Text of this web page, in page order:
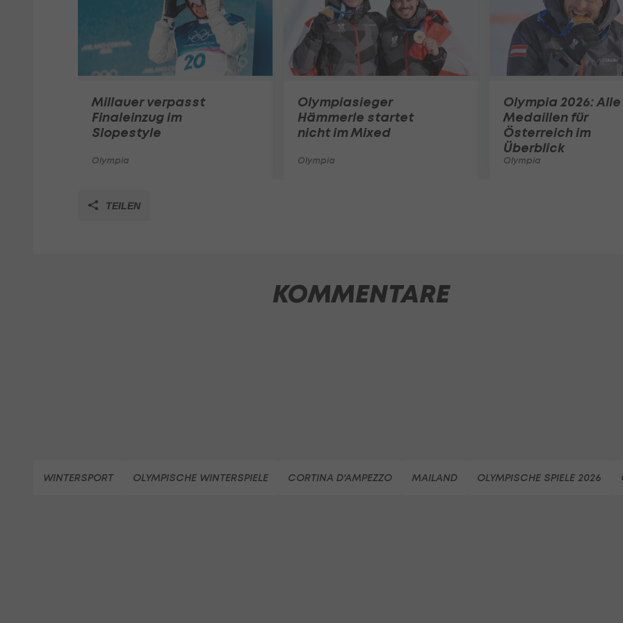
Millauer verpasst
Finaleinzug im
Slopestyle
Olympia
Olympiasieger
Hämmerle startet
nicht im Mixed
Olympia
Olympia 2026: Alle
Medaillen für
Österreich im
Überblick
Olympia
TEILEN
KOMMENTARE
WINTERSPORT OLYMPISCHE WINTERSPIELE CORTINA D'AMPEZZO MAILAND OLYMPISCHE SPIELE 2026